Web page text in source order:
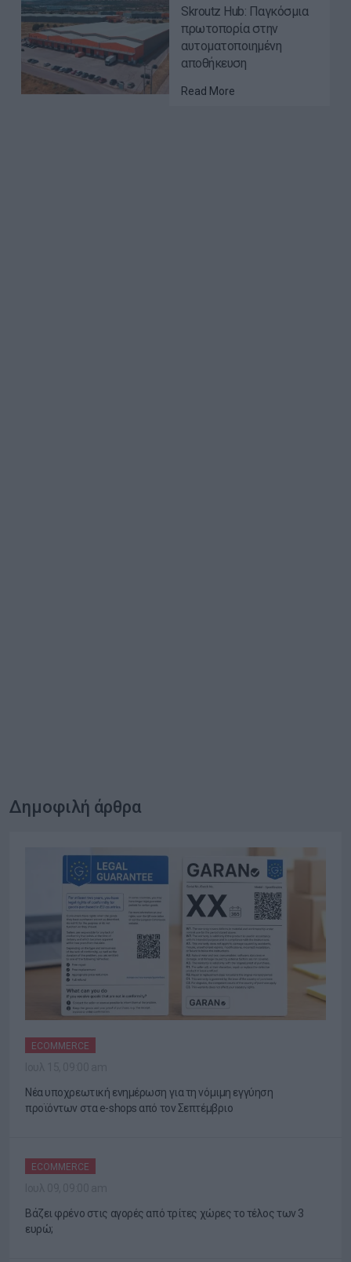
Skroutz Hub: Παγκόσμια
πρωτοπορία στην
αυτοματοποιημένη
αποθήκευση
Read More
Δημοφιλή άρθρα
ECOMMERCE
Νέα υποχρεωτική ενημέρωση για τη νόμιμη εγγύηση
προϊόντων στα e-shops από τον Σεπτέμβριο
ECOMMERCE
Βάζει φρένο στις αγορές από τρίτες χώρες το τέλος των 3
ευρώ;